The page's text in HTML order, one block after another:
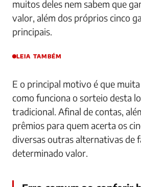
muitos deles nem sabem que
valor, além dos próprios cinco
principais.
LEIA TAMBÉM
E o principal motivo é que
como funciona o sorteio desta
tradicional. Afinal de contas,
prêmios para quem acerta os
diversas outras alternativas de
determinado valor.